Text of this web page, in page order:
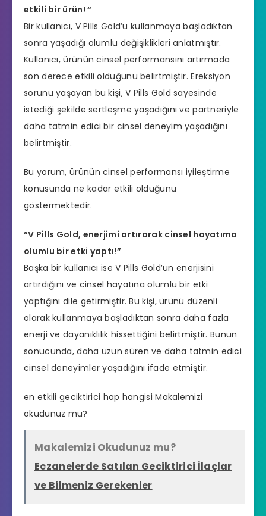
etkili bir ürün! “
Bir kullanıcı, V Pills Gold’u kullanmaya başladıktan
sonra yaşadığı olumlu değişiklikleri anlatmıştır.
Kullanıcı, ürünün cinsel performansını artırmada
son derece etkili olduğunu belirtmiştir.Ereksiyon
sorunu yaşayan bu kişi, V Pills Gold sayesinde
istediği şekilde sertleşme yaşadığını ve partneriyle
daha tatmin edici bir cinsel deneyim yaşadığını
belirtmiştir.
Bu yorum, ürünün cinsel performansı iyileştirme
konusunda ne kadar etkili olduğunu
göstermektedir.
“V Pills Gold, enerjimi artırarak cinsel hayatıma
olumlu bir etki yaptı!”
Başka bir kullanıcı ise V Pills Gold’un enerjisini
artırdığını ve cinsel hayatına olumlu bir etki
yaptığını dile getirmiştir. Bu kişi, ürünü düzenli
olarak kullanmaya başladıktan sonra daha fazla
enerji ve dayanıklılık hissettiğini belirtmiştir. Bunun
sonucunda, daha uzun süren ve daha tatmin edici
cinsel deneyimler yaşadığını ifade etmiştir.
en etkili geciktirici hap hangisi Makalemizi
okudunuz mu?
Makalemizi Okudunuz mu?
Eczanelerde Satılan Geciktirici İlaçlar
ve Bilmeniz Gerekenler